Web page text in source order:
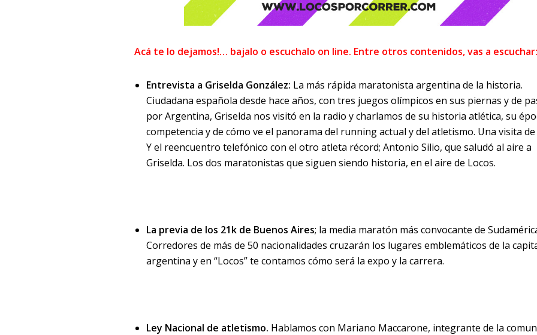
Acá te lo dejamos!… bajalo o escuchalo on line. Entre otros contenidos, vas a escuchar:
Entrevista a Griselda González: La más rápida maratonista argentina de la historia.
Ciudadana española desde hace años, con tres juegos olímpicos en sus piernas y de
por Argentina, Griselda nos visitó en la radio y charlamos de su historia atlética, su
competencia y de cómo ve el panorama del running actual y del atletismo. Una visita
Y el reencuentro telefónico con el otro atleta récord; Antonio Silio, que saludó al aire a
Griselda. Los dos maratonistas que siguen siendo historia, en el aire de Locos.
La previa de los 21k de Buenos Aires; la media maratón más convocante de
Corredores de más de 50 nacionalidades cruzarán los lugares emblemáticos de la
argentina y en “Locos” te contamos cómo será la expo y la carrera.
Ley Nacional de atletismo. Hablamos con Mariano Maccarone, integrante de la